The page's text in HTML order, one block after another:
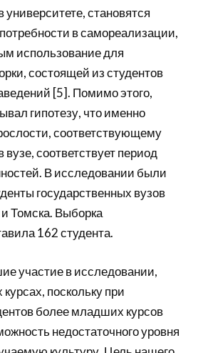
университете, становятся
в самореализации,
использование для
состоящей из студентов
[5]. Помимо этого,
гипотезу, что именно
соответствующему
соответствует период
В исследовании были
государственных вузов
Томска. Выборка
162 студента.
участие в исследовании,
поскольку при
более младших курсов
недостаточного уровня